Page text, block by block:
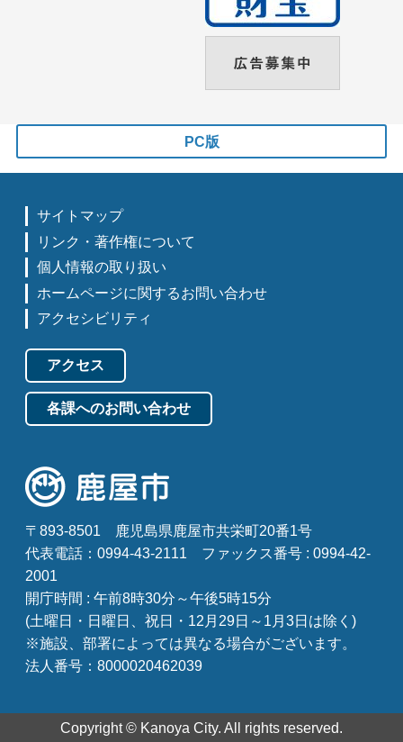
PC版
サイトマップ
リンク・著作権について
個人情報の取り扱い
ホームページに関するお問い合わせ
アクセシビリティ
アクセス
各課へのお問い合わせ
〒893-8501
鹿児島県鹿屋市共栄町20番1号
代表電話：0994-43-2111
ファックス番号 : 0994-42-
2001
開庁時間 : 午前8時30分～午後5時15分
(土曜日・日曜日、祝日・12月29日～1月3日は除く)
※施設、部署によっては異なる場合がございます。
法人番号：8000020462039
Copyright © Kanoya City. All rights reserved.